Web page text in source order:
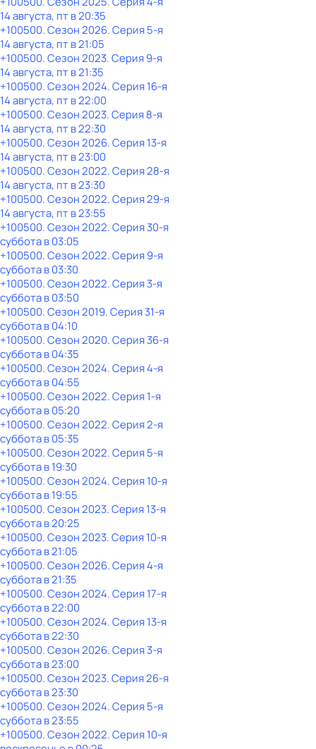
14 августа, пт в 20:35
+100500. Сезон 2026. Серия 5-я
14 августа, пт в 21:05
+100500. Сезон 2023. Серия 9-я
14 августа, пт в 21:35
+100500. Сезон 2024. Серия 16-я
14 августа, пт в 22:00
+100500. Сезон 2023. Серия 8-я
14 августа, пт в 22:30
+100500. Сезон 2026. Серия 13-я
14 августа, пт в 23:00
+100500. Сезон 2022. Серия 28-я
14 августа, пт в 23:30
+100500. Сезон 2022. Серия 29-я
14 августа, пт в 23:55
+100500. Сезон 2022. Серия 30-я
субботав03:05
+100500. Сезон 2022. Серия 9-я
субботав03:30
+100500. Сезон 2022. Серия 3-я
субботав03:50
+100500. Сезон 2019. Серия 31-я
субботав04:10
+100500. Сезон 2020. Серия 36-я
субботав04:35
+100500. Сезон 2024. Серия 4-я
субботав04:55
+100500. Сезон 2022. Серия 1-я
субботав05:20
+100500. Сезон 2022. Серия 2-я
субботав05:35
+100500. Сезон 2022. Серия 5-я
субботав19:30
+100500. Сезон 2024. Серия 10-я
субботав19:55
+100500. Сезон 2023. Серия 13-я
субботав20:25
+100500. Сезон 2023. Серия 10-я
субботав21:05
+100500. Сезон 2026. Серия 4-я
субботав21:35
+100500. Сезон 2024. Серия 17-я
субботав22:00
+100500. Сезон 2024. Серия 13-я
субботав22:30
+100500. Сезон 2026. Серия 3-я
субботав23:00
+100500. Сезон 2023. Серия 26-я
субботав23:30
+100500. Сезон 2024. Серия 5-я
субботав23:55
+100500. Сезон 2022. Серия 10-я